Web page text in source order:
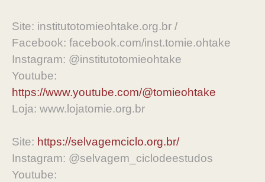
Site: institutotomieohtake.org.br /
Facebook: facebook.com/inst.tomie.ohtake
Instagram: @institutotomieohtake
Youtube:
https://www.youtube.com/@tomieohtake
Loja: www.lojatomie.org.br
Site: https://selvagemciclo.org.br/
Instagram: @selvagem_ciclodeestudos
Youtube: